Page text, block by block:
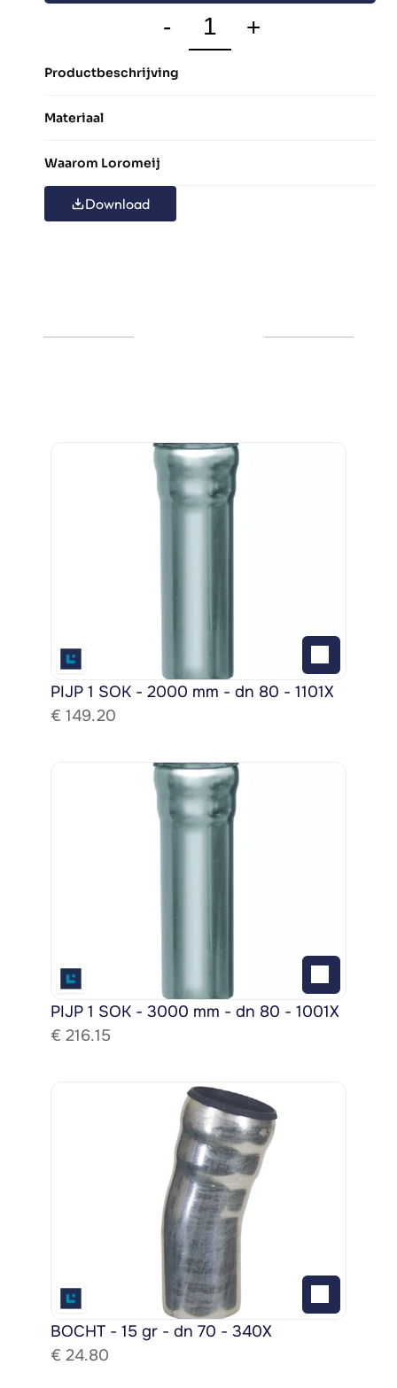
- +
Productbeschrijving
Materiaal
Waarom Loromeij
Download
PIJP 1 SOK - 2000 mm - dn 80 - 1101X
€ 149.20
PIJP 1 SOK - 3000 mm - dn 80 - 1001X
€ 216.15
BOCHT - 15 gr - dn 70 - 340X
€ 24.80